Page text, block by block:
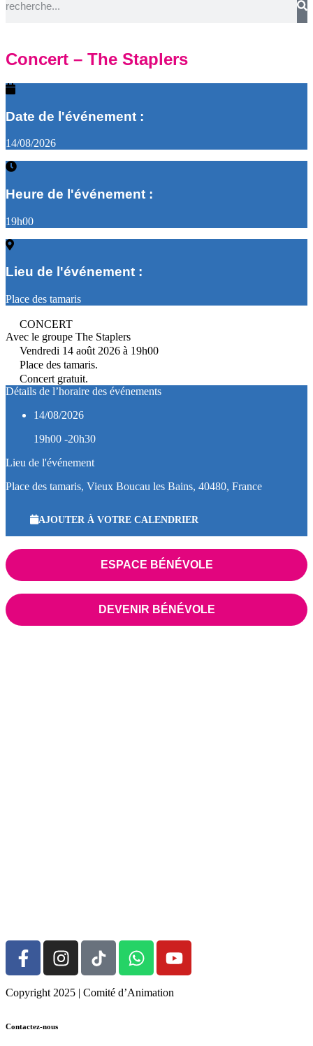
Concert – The Staplers
Date de l'événement :
14/08/2026
Heure de l'événement :
19h00
Lieu de l'événement :
Place des tamaris
CONCERT
Avec le groupe The Staplers
Vendredi 14 août 2026 à 19h00
Place des tamaris.
Concert gratuit.
Détails de l’horaire des événements
14/08/2026
19h00 -20h30
Lieu de l'événement
Place des tamaris, Vieux Boucau les Bains, 40480, France
AJOUTER À VOTRE CALENDRIER
ESPACE BÉNÉVOLE
DEVENIR BÉNÉVOLE
Copyright 2025 | Comité d’Animation
Contactez-nous